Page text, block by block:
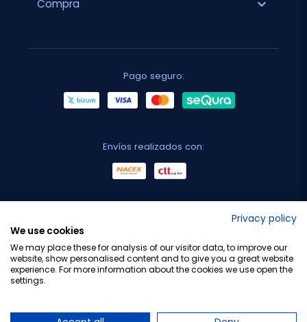
Compra expand_more
Pago seguro:
Envíos realizados con:
Privacy policy
We use cookies
We may place these for analysis of our visitor data, to improve our
website, show personalised content and to give you a great website
experience. For more information about the cookies we use open the
settings.